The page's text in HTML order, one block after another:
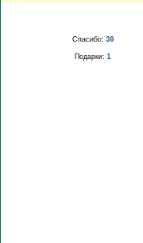
Спасибо: 30
Подарки: 1